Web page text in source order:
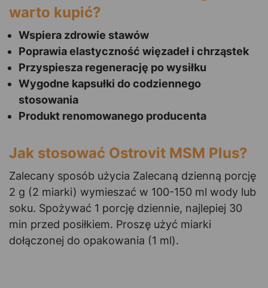
warto kupić?
Wspiera zdrowie stawów
Poprawia elastyczność więzadeł i chrząstek
Przyspiesza regenerację po wysiłku
Wygodne kapsułki do codziennego
stosowania
Produkt renomowanego producenta
Jak stosować Ostrovit MSM Plus?
Zalecany sposób użycia Zalecaną dzienną porcję
2 g (2 miarki) wymieszać w 100-150 ml wody lub
soku. Spożywać 1 porcję dziennie, najlepiej 30
min przed posiłkiem. Proszę użyć miarki
dołączonej do opakowania (1 ml).